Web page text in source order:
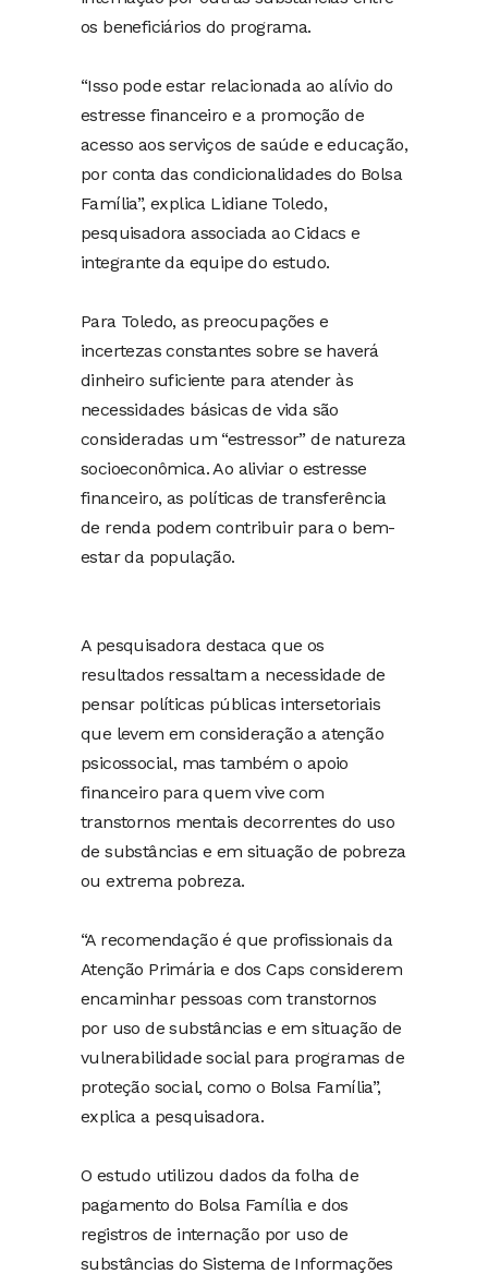
os beneficiários do programa.
“Isso pode estar relacionada ao alívio do
estresse financeiro e a promoção de
acesso aos serviços de saúde e educação,
por conta das condicionalidades do Bolsa
Família”, explica Lidiane Toledo,
pesquisadora associada ao Cidacs e
integrante da equipe do estudo.
Para Toledo, as preocupações e
incertezas constantes sobre se haverá
dinheiro suficiente para atender às
necessidades básicas de vida são
consideradas um “estressor” de natureza
socioeconômica. Ao aliviar o estresse
financeiro, as políticas de transferência
de renda podem contribuir para o bem-
estar da população.
A pesquisadora destaca que os
resultados ressaltam a necessidade de
pensar políticas públicas intersetoriais
que levem em consideração a atenção
psicossocial, mas também o apoio
financeiro para quem vive com
transtornos mentais decorrentes do uso
de substâncias e em situação de pobreza
ou extrema pobreza.
“A recomendação é que profissionais da
Atenção Primária e dos Caps considerem
encaminhar pessoas com transtornos
por uso de substâncias e em situação de
vulnerabilidade social para programas de
proteção social, como o Bolsa Família”,
explica a pesquisadora.
O estudo utilizou dados da folha de
pagamento do Bolsa Família e dos
registros de internação por uso de
substâncias do Sistema de Informações